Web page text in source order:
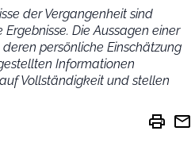
der Vergangenheit sind
Die Aussagen einer
persönliche Einschätzung
Informationen
Vollständigkeit und stellen
print mail